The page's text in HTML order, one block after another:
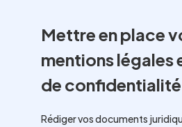
Mettre en place
mentions légales
de
Rédiger vos documents